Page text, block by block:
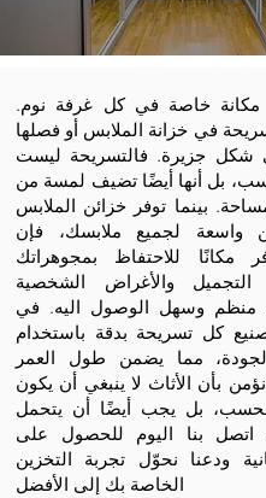
مكانة خاصة في كل غرفة نوم.
في خزانة الملابس أو فصلها
شكل جزيرة. فالتسريحة ليست
بل أنها أيضًا تضيف لمسة من
بينما توفر خزائن الملابس
واسعة لجميع ملابسك، فإن
مكانًا للاحتفاظ بمجوهراتك
والأغراض الشخصية
منظم وسهل الوصول اليه. في
كل تسريحة بدقة باستخدام
مما يضمن طول العمر
بأن الأثاث لا ينبغي أن يكون
فحسب، بل يجب أيضًا أن يتحمل
اتصل بنا اليوم للحصول على
ودعنا نحوّل تجربة التخزين
الخاصة بك إلى الأفضل